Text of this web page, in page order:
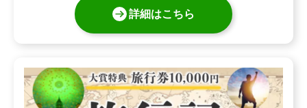
詳細はこちら